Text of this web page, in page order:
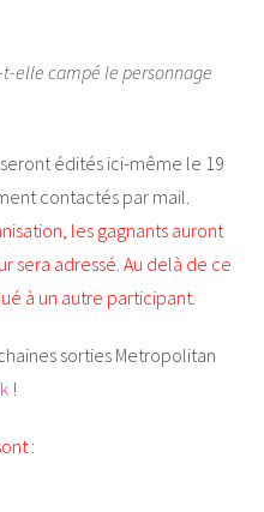
elle campé le personnage
édités ici-même le 19
contactés par mail.
les gagnants auront
sera adressé. Au delà de ce
à un autre participant.
sorties Metropolitan
!
: